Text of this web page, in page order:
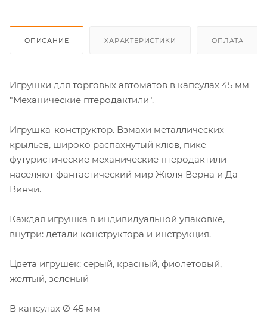
ОПИСАНИЕ ХАРАКТЕРИСТИКИ ОПЛАТА
Игрушки для торговых автоматов в капсулах 45 мм
"Механические птеродактили".
Игрушка-конструктор. Взмахи металлических
крыльев, широко распахнутый клюв, пике -
футуристические механические птеродактили
населяют фантастический мир Жюля Верна и Да
Винчи.
Каждая игрушка в индивидуальной упаковке,
внутри: детали конструктора и инструкция.
Цвета игрушек: серый, красный, фиолетовый,
желтый, зеленый
В капсулах Ø 45 мм